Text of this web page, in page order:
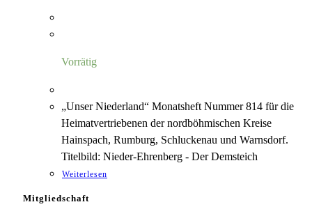
Vorrätig
„Unser Niederland“ Monatsheft Nummer 814 für die
Heimatvertriebenen der nordböhmischen Kreise
Hainspach, Rumburg, Schluckenau und Warnsdorf.
Titelbild: Nieder-Ehrenberg - Der Demsteich
Weiterlesen
Mitgliedschaft